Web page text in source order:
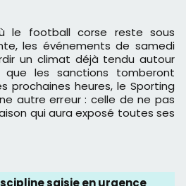
le football corse reste sous
les événements de samedi
un climat déjà tendu autour
les sanctions tomberont
prochaines heures, le Sporting
autre erreur : celle de ne pas
qui aura exposé toutes ses
saisie en urgence